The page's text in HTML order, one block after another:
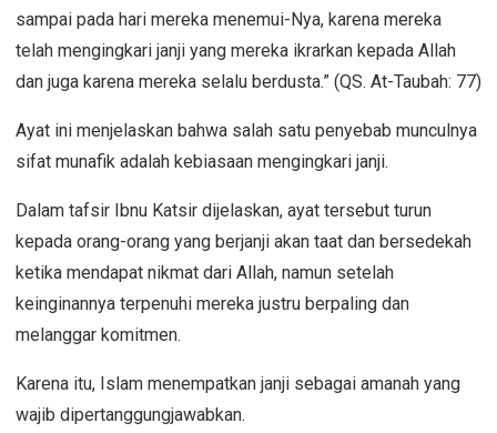
sampai pada hari mereka menemui-Nya, karena mereka
telah mengingkari janji yang mereka ikrarkan kepada Allah
dan juga karena mereka selalu berdusta.” (QS. At-Taubah: 77)
Ayat ini menjelaskan bahwa salah satu penyebab munculnya
sifat munafik adalah kebiasaan mengingkari janji.
Dalam tafsir Ibnu Katsir dijelaskan, ayat tersebut turun
kepada orang-orang yang berjanji akan taat dan bersedekah
ketika mendapat nikmat dari Allah, namun setelah
keinginannya terpenuhi mereka justru berpaling dan
melanggar komitmen.
Karena itu, Islam menempatkan janji sebagai amanah yang
wajib dipertanggungjawabkan.